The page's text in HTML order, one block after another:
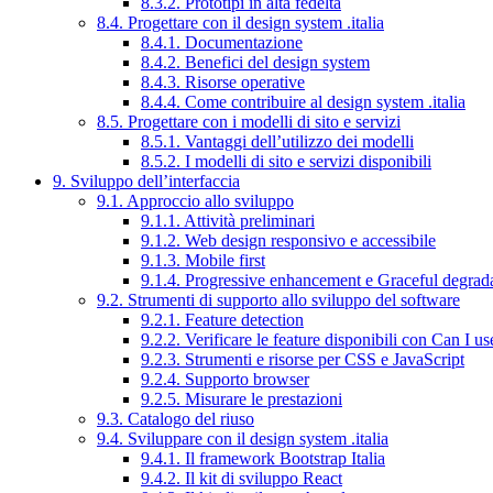
8.4. Progettare con il design system .italia
8.4.1. Documentazione
8.4.2. Benefici del design system
8.4.3. Risorse operative
8.4.4. Come contribuire al design system .italia
8.5. Progettare con i modelli di sito e servizi
8.5.1. Vantaggi dell’utilizzo dei modelli
8.5.2. I modelli di sito e servizi disponibili
9. Sviluppo dell’interfaccia
9.1. Approccio allo sviluppo
9.1.1. Attività preliminari
9.1.2. Web design responsivo e accessibile
9.1.3. Mobile first
9.1.4. Progressive enhancement e Graceful
9.2. Strumenti di supporto allo sviluppo del software
9.2.1. Feature detection
9.2.2. Verificare le feature disponibili con Can I
9.2.3. Strumenti e risorse per CSS e JavaScript
9.2.4. Supporto browser
9.2.5. Misurare le prestazioni
9.3. Catalogo del riuso
9.4. Sviluppare con il design system .italia
9.4.1. Il framework Bootstrap Italia
9.4.2. Il kit di sviluppo React